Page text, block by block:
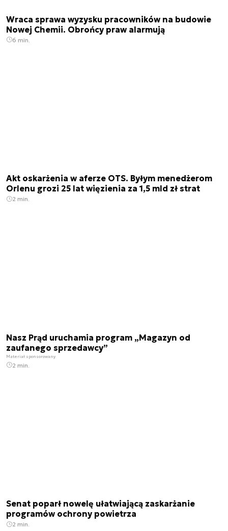
Wraca sprawa wyzysku pracowników na budowie
Nowej Chemii. Obrońcy praw alarmują
6 min.
Akt oskarżenia w aferze OTS. Byłym menedżerom
Orlenu grozi 25 lat więzienia za 1,5 mld zł strat
2 min.
Nasz Prąd uruchamia program „Magazyn od
zaufanego sprzedawcy”
Materiał sponsorowany
2 min.
Senat poparł nowelę ułatwiającą zaskarżanie
programów ochrony powietrza
2 min.